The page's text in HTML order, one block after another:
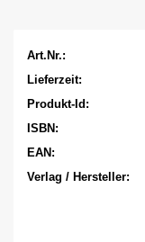
Art.Nr.:
Lieferzeit:
Produkt-Id:
ISBN:
EAN:
Verlag / Hersteller: